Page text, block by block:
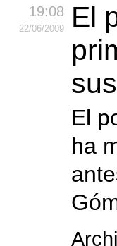
19:08
22/06/2009
El
El
ha